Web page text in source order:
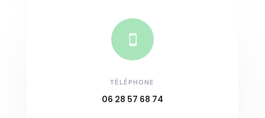

TÉLÉPHONE
06 28 57 68 74